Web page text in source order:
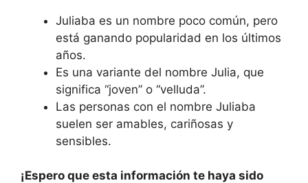
Juliaba es un nombre poco común, pero
está ganando popularidad en los últimos
años.
Es una variante del nombre Julia, que
significa “joven” o “velluda”.
Las personas con el nombre Juliaba
suelen ser amables, cariñosas y
sensibles.
¡Espero que esta información te haya sido